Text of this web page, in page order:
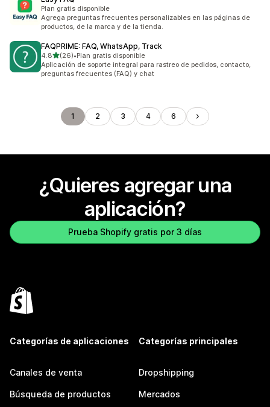
Plan gratis disponible
Agrega preguntas frecuentes personalizables en las páginas de
productos, de la marca y de la tienda.
FAQPRIME: FAQ, WhatsApp, Track
4.8de 5 estrellas
(26)
26 reseñas en total
•Plan gratis disponible
Aplicación de soporte integral para rastreo de pedidos, contacto,
preguntas frecuentes (FAQ) y chat
1 2 3 4 6
¿Quieres agregar una
aplicación?
Prueba Shopify gratis por 3 días
Categorías de aplicaciones
Canales de venta
Búsqueda de productos
Categorías principales
Dropshipping
Mercados